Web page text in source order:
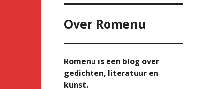
Over Romenu
Romenu is een blog over
gedichten, literatuur en
kunst.